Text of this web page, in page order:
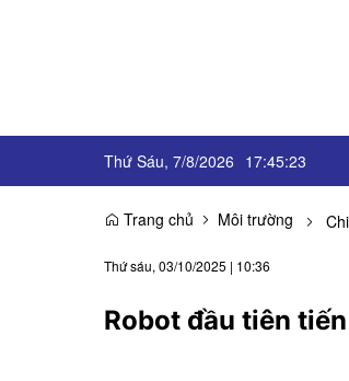
Thứ Sáu, 7/8/2026 17:45:23
Trang chủ Môi trường
Thứ sáu, 03/10/2025 | 10:36
Robot đầu tiên